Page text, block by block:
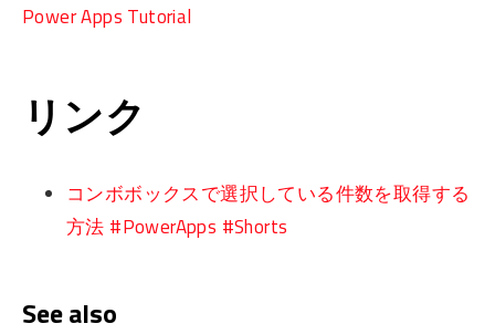
Power Apps Tutorial
リンク
コンボボックスで選択している件数を取得する
方法 #PowerApps #Shorts
See also